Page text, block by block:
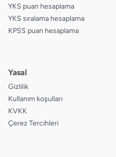
YKS puan hesaplama
YKS sıralama hesaplama
KPSS puan hesaplama
Yasal
Gizlilik
Kullanım koşulları
KVKK
Çerez Tercihleri